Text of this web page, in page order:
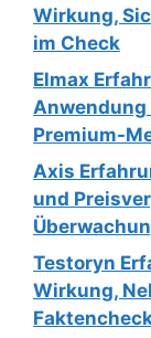
Wirkung,
im Check
Elmax
Anwendung
Premium-
Axis
und
Testoryn
Wirkung,